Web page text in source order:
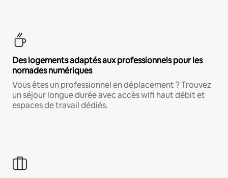
Des logements adaptés aux professionnels pour les
nomades numériques
Vous êtes un professionnel en déplacement ? Trouvez
un séjour longue durée avec accès wifi haut débit et
espaces de travail dédiés.